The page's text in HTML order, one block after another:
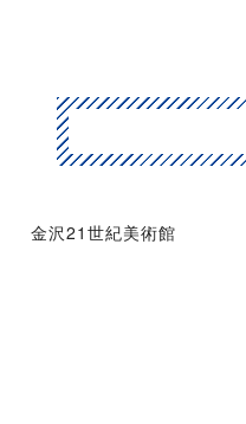
金沢21世紀美術館